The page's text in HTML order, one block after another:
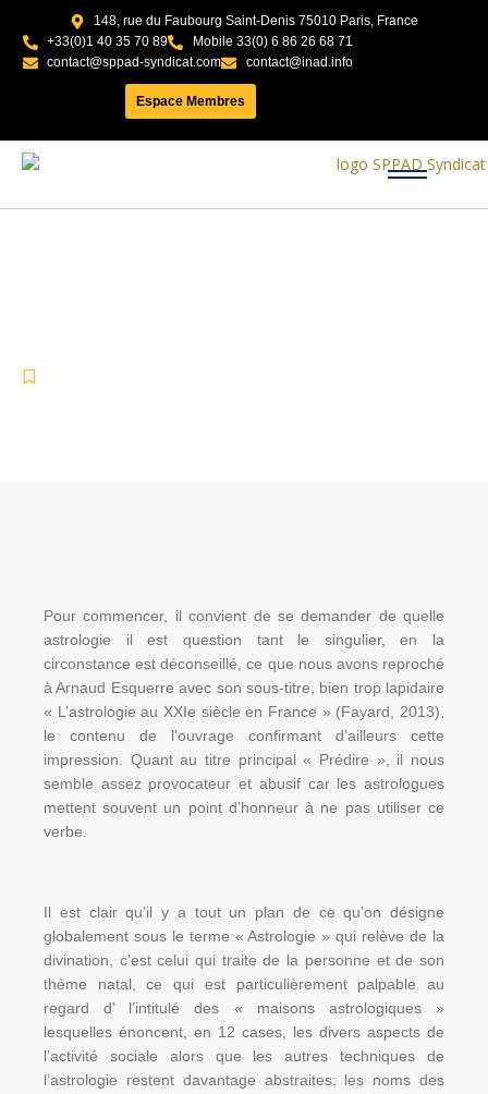
148, rue du Faubourg Saint-Denis 75010 Paris, France
+33(0)1 40 35 70 89
Mobile 33(0) 6 86 26 68 71
contact@sppad-syndicat.com
contact@inad.info
Espace Membres
Pour commencer, il convient de se demander de quelle
astrologie il est question tant le singulier, en la
circonstance est déconseillé, ce que nous avons reproché
à Arnaud Esquerre avec son sous-titre, bien trop lapidaire
« L’astrologie au XXIe siècle en France » (Fayard, 2013),
le contenu de l’ouvrage confirmant d’ailleurs cette
impression. Quant au titre principal « Prédire », il nous
semble assez provocateur et abusif car les astrologues
mettent souvent un point d’honneur à ne pas utiliser ce
verbe.
Il est clair qu’il y a tout un plan de ce qu’on désigne
globalement sous le terme « Astrologie » qui relève de la
divination, c’est celui qui traite de la personne et de son
thème natal, ce qui est particulièrement palpable au
regard d’ l’intitulé des « maisons astrologiques »
lesquelles énoncent, en 12 cases, les divers aspects de
l’activité sociale alors que les autres techniques de
l’astrologie restent davantage abstraites: les noms des